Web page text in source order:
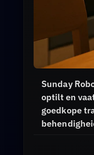
Sunday
optilt en
goedkope